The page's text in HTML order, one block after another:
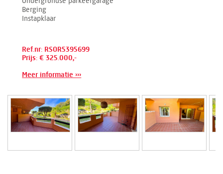
Berging
Instapklaar
Ref.nr: RSOR5395699
Prijs: € 325.000,-
Meer informatie ›››